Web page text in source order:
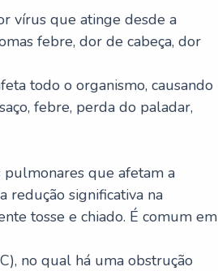
vírus que atinge desde a
febre, dor de cabeça, dor
todo o organismo, causando
febre, perda do paladar,
que afetam a
redução significativa na
tosse e chiado. É comum em
no qual há uma obstrução